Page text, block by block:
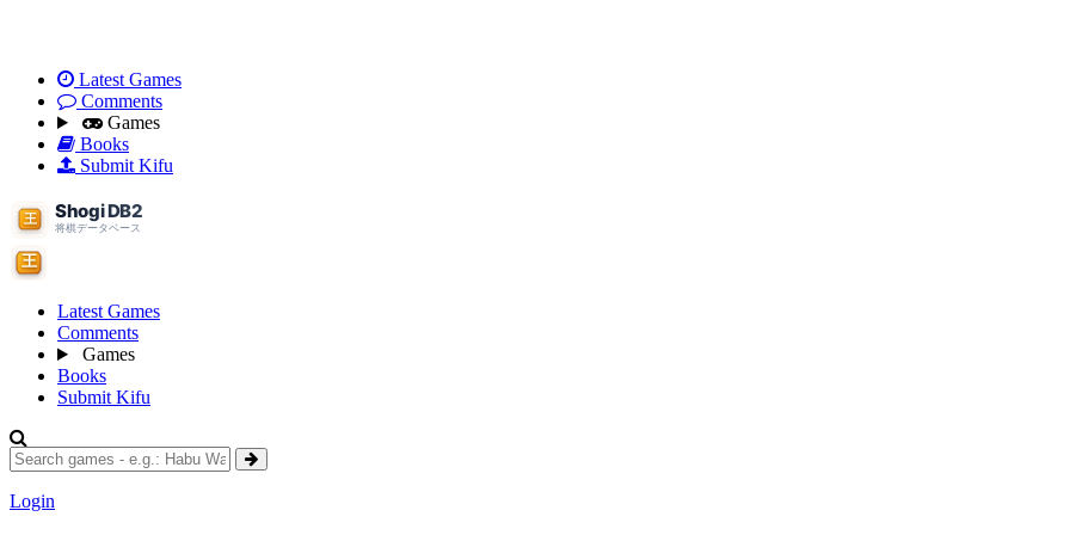
Latest Games
Comments
Games
Books
Submit Kifu
Latest Games
Comments
Games
Books
Submit Kifu
Login